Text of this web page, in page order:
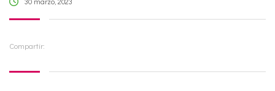
Compartir: